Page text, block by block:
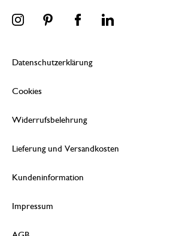
Datenschutzerklärung
Cookies
Widerrufsbelehrung
Lieferung und Versandkosten
Kundeninformation
Impressum